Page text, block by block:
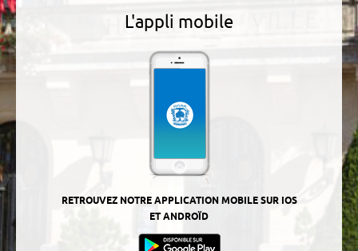
L'appli mobile
RETROUVEZ NOTRE APPLICATION MOBILE SUR IOS
ET ANDROÏD